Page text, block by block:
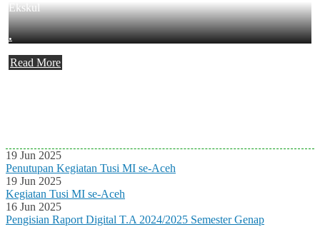
Ekskul
.
Read More
19 Jun 2025
Penutupan Kegiatan Tusi MI se-Aceh
19 Jun 2025
Kegiatan Tusi MI se-Aceh
16 Jun 2025
Pengisian Raport Digital T.A 2024/2025 Semester Genap